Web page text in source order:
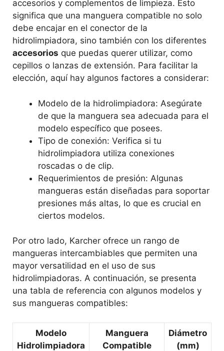
accesorios y complementos de limpieza. Esto
significa que una manguera compatible no solo
debe encajar en el conector de la
hidrolimpiadora, sino también con los diferentes
accesorios que puedas querer utilizar, como
cepillos o lanzas de extensión. Para facilitar la
elección, aquí hay algunos factores a considerar:
Modelo de la hidrolimpiadora: Asegúrate
de que la manguera sea adecuada para el
modelo específico que posees.
Tipo de conexión: Verifica si tu
hidrolimpiadora utiliza conexiones
roscadas o de clip.
Requerimientos de presión: Algunas
mangueras están diseñadas para soportar
presiones más altas, lo que es crucial en
ciertos modelos.
Por otro lado, Karcher ofrece un rango de
mangueras intercambiables que permiten una
mayor versatilidad en el uso de sus
hidrolimpiadoras. A continuación, se presenta
una tabla de referencia con algunos modelos y
sus mangueras compatibles:
Modelo
Hidrolimpiadora
Manguera
Compatible
Diámetro
(mm)